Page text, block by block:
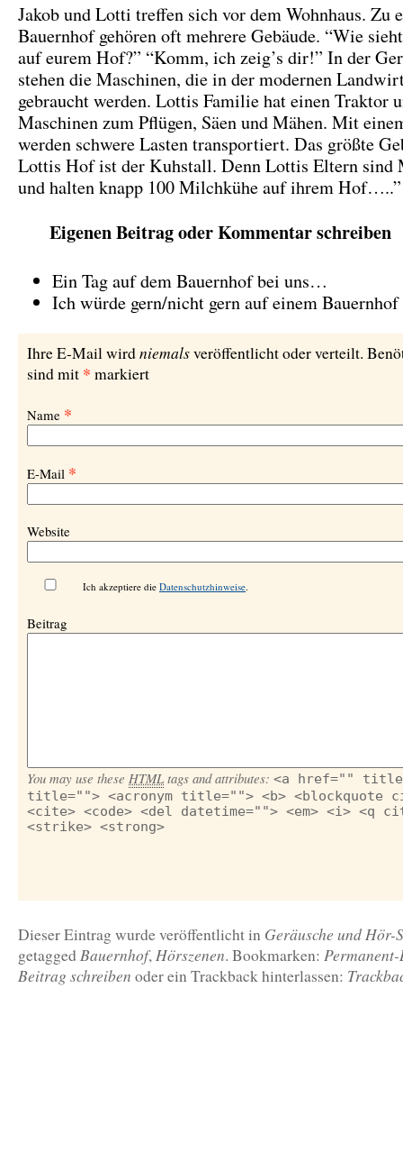
Jakob und Lotti treffen sich vor dem Wohnhaus. Zu
Bauernhof gehören oft mehrere Gebäude. “Wie
auf eurem Hof?” “Komm, ich zeig’s dir!” In der
stehen die Maschinen, die in der modernen
gebraucht werden. Lottis Familie hat einen Traktor
Maschinen zum Pflügen, Säen und Mähen. Mit
werden schwere Lasten transportiert. Das größte
Lottis Hof ist der Kuhstall. Denn Lottis Eltern sind
und halten knapp 100 Milchkühe auf ihrem Hof…..”
Eigenen Beitrag oder Kommentar schreiben
Ein Tag auf dem Bauernhof bei uns…
Ich würde gern/nicht gern auf einem
Ihre E-Mail wirdniemalsveröffentlicht oder verteilt.
sind mit * markiert
Name *
E-Mail *
Website
Ich akzeptiere die Datenschutzhinweise.
Beitrag
You may use these HTML tags and attributes: <a href=""
title=""> <acronym title=""> <b> <blockquote
<cite> <code> <del datetime=""> <em> <i> <q
<strike> <strong>
Dieser Eintrag wurde veröffentlicht in Geräusche und Hör-
getagged Bauernhof,Hörszenen. Bookmarken:
Beitrag schreiben oder ein Trackback hinterlassen: